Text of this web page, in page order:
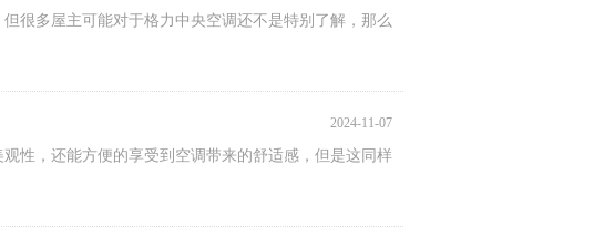
很多屋主可能对于格力中央空调还不是特别了解，那么
2024-11-07
性，还能方便的享受到空调带来的舒适感，但是这同样